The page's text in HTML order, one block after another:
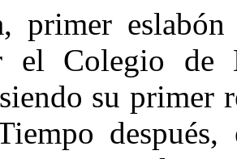
primer
el Colegio de
su primer